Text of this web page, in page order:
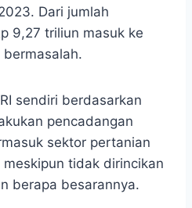
Dari jumlah
9,27 triliun masuk ke
sendiri berdasarkan
pencadangan
sektor pertanian
tidak dirincikan
berapa besarannya.